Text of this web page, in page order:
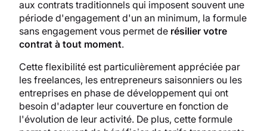
aux contrats traditionnels qui imposent souvent une
période d'engagement d'un an minimum, la formule
sans engagement vous permet de résilier votre
contrat à tout moment.
Cette flexibilité est particulièrement appréciée par
les freelances, les entrepreneurs saisonniers ou les
entreprises en phase de développement qui ont
besoin d'adapter leur couverture en fonction de
l'évolution de leur activité. De plus, cette formule